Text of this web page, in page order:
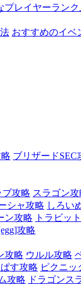
プレイヤーラン
おすすめのイベ
ブリザードSEC
ブ攻略 スラゴン攻
シャ攻略 しろい
ン攻略 トラビッ
攻略
攻略 ウルル攻略
す攻略 ピクニッ
攻略 ドラゴンス